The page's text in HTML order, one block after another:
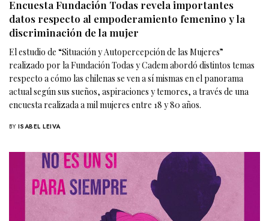
Encuesta Fundación Todas revela importantes
datos respecto al empoderamiento femenino y la
discriminación de la mujer
El estudio de “Situación y Autopercepción de las Mujeres”
realizado por la Fundación Todas y Cadem abordó distintos temas
respecto a cómo las chilenas se ven a sí mismas en el panorama
actual según sus sueños, aspiraciones y temores, a través de una
encuesta realizada a mil mujeres entre 18 y 80 años.
BY ISABEL LEIVA